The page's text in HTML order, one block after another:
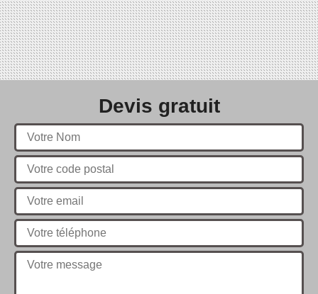
Devis gratuit